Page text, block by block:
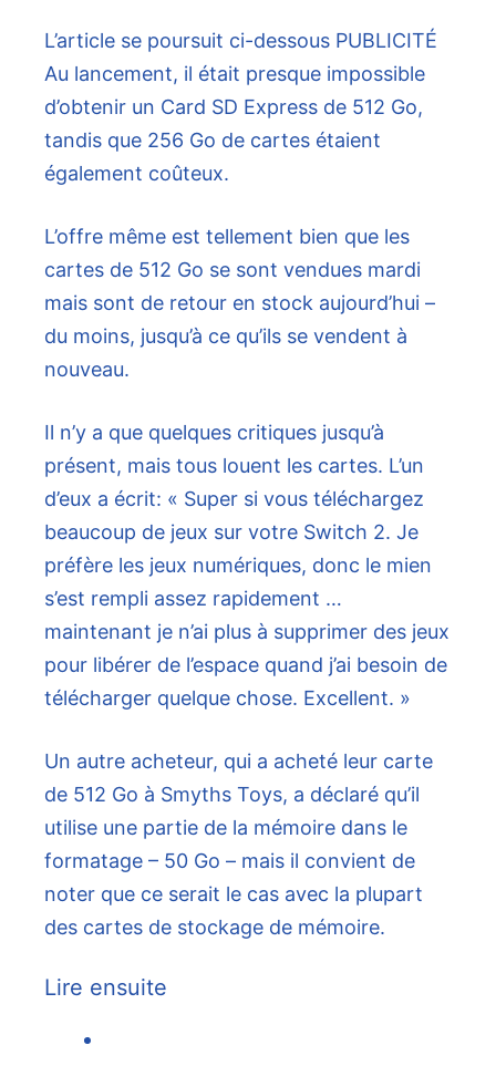
L’article se poursuit ci-dessous PUBLICITÉ
Au lancement, il était presque impossible
d’obtenir un Card SD Express de 512 Go,
tandis que 256 Go de cartes étaient
également coûteux.
L’offre même est tellement bien que les
cartes de 512 Go se sont vendues mardi
mais sont de retour en stock aujourd’hui –
du moins, jusqu’à ce qu’ils se vendent à
nouveau.
Il n’y a que quelques critiques jusqu’à
présent, mais tous louent les cartes. L’un
d’eux a écrit: « Super si vous téléchargez
beaucoup de jeux sur votre Switch 2. Je
préfère les jeux numériques, donc le mien
s’est rempli assez rapidement …
maintenant je n’ai plus à supprimer des jeux
pour libérer de l’espace quand j’ai besoin de
télécharger quelque chose. Excellent. »
Un autre acheteur, qui a acheté leur carte
de 512 Go à Smyths Toys, a déclaré qu’il
utilise une partie de la mémoire dans le
formatage – 50 Go – mais il convient de
noter que ce serait le cas avec la plupart
des cartes de stockage de mémoire.
Lire ensuite